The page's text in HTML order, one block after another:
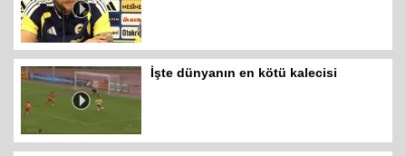
İşte dünyanın en kötü kalecisi